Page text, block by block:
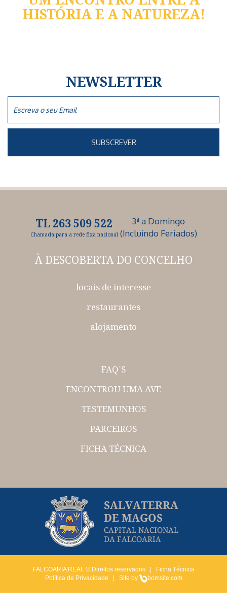
HISTÓRIA E A NATUREZA!
NEWSLETTER
TL 263 509 522
Chamada para a rede fixa nacional
3ª a Domingo
(Incluindo Feriados)
À DESCOBERTADO CONCELHO
locais de interesse
restaurantes
alojamento
FAQ´S
ENCONTROU UMA AVE
TESTEMUNHOS
PARCEIROS
FICHA TÉCNICA
FALCOARIA REAL © Direitos reservados |
Ficha Técnica
Política de Privacidade | Site by bomsite.com